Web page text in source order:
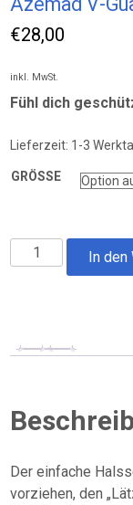
€28,00
inkl. MwSt.
Fühl dich
Lieferzeit: 1-3
GRÖSSE
Azemad
V-
Menge
In den
Der einfache
vorziehen, den